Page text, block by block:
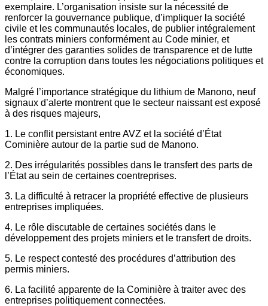
exemplaire. L’organisation insiste sur la nécessité de
renforcer la gouvernance publique, d’impliquer la société
civile et les communautés locales, de publier intégralement
les contrats miniers conformément au Code minier, et
d’intégrer des garanties solides de transparence et de lutte
contre la corruption dans toutes les négociations politiques et
économiques.
Malgré l’importance stratégique du lithium de Manono, neuf
signaux d’alerte montrent que le secteur naissant est exposé
à des risques majeurs,
1. Le conflit persistant entre AVZ et la société d’État
Cominière autour de la partie sud de Manono.
2. Des irrégularités possibles dans le transfert des parts de
l’État au sein de certaines coentreprises.
3. La difficulté à retracer la propriété effective de plusieurs
entreprises impliquées.
4. Le rôle discutable de certaines sociétés dans le
développement des projets miniers et le transfert de droits.
5. Le respect contesté des procédures d’attribution des
permis miniers.
6. La facilité apparente de la Cominière à traiter avec des
entreprises politiquement connectées.